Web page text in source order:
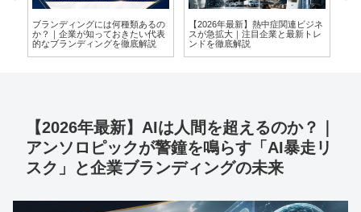
熱中症対策が企業価値を高めると
きへ｜義務化で拡大する暑さ対策
ビジネスを徹底解説
企業ブランディングとは？ステー
クホルダーから選ばれ続ける会社
の作り方｜MVV・企業価値・マー
【2026年最新】AIは人間を超えるのか？｜
アンソロピックが警鐘を鳴らす「AI暴走リ
スク」と企業ブランディングの未来